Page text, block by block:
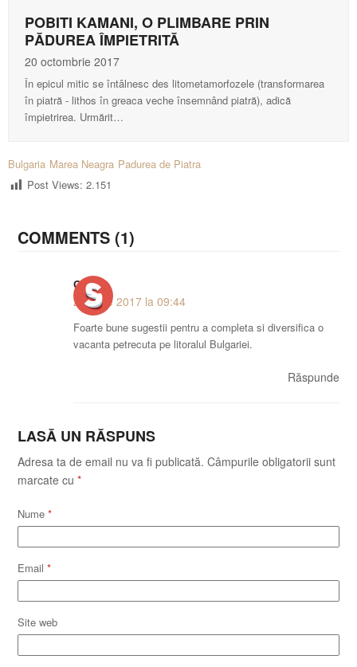
POBITI KAMANI, O PLIMBARE PRIN
PĂDUREA ÎMPIETRITĂ
20 octombrie 2017
În epicul mitic se întâlnesc des litometamorfozele (transformarea
în piatră - lithos în greaca veche însemnând piatră), adică
împietrirea. Urmărit…
Bulgaria Marea Neagra Padurea de Piatra
Post Views: 2.151
COMMENTS (1)
George
29 iunie 2017 la 09:44
Foarte bune sugestii pentru a completa si diversifica o
vacanta petrecuta pe litoralul Bulgariei.
Răspunde
LASĂ UN RĂSPUNS
Adresa ta de email nu va fi publicată. Câmpurile obligatorii sunt
marcate cu*
Nume*
Email*
Site web